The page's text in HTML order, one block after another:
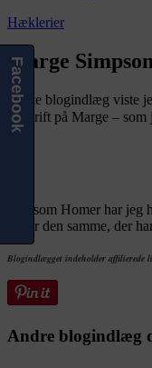
Hæklerier
Marge
Sidste blogindlæg viste
opskrift på Marge –
Ligesom Homer har
det er den samme, der
Blogindlægget indeholder affilierede
Andre blogindlæg
Facebook